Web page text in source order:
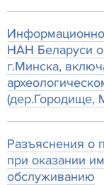
НАН Беларуси о
г.Минска,
(дер.Городище,
Разъяснения о
при оказании
обслуживанию